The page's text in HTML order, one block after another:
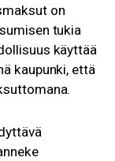
on
tukia
käyttää
kaupunki, että